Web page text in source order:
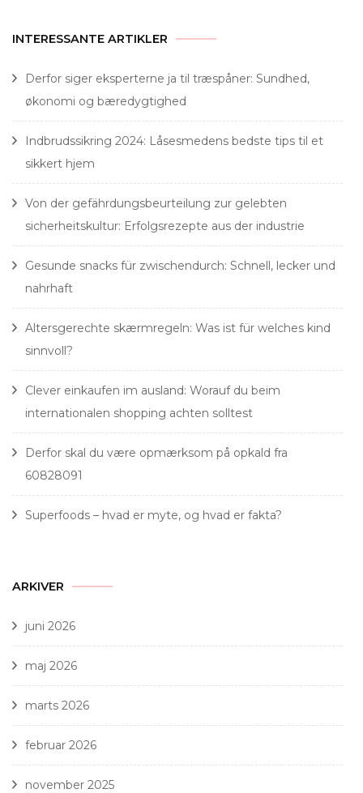
INTERESSANTE ARTIKLER
Derfor siger eksperterne ja til træspåner: Sundhed,
økonomi og bæredygtighed
Indbrudssikring 2024: Låsesmedens bedste tips til et
sikkert hjem
Von der gefährdungsbeurteilung zur gelebten
sicherheitskultur: Erfolgsrezepte aus der industrie
Gesunde snacks für zwischendurch: Schnell, lecker und
nahrhaft
Altersgerechte skærmregeln: Was ist für welches kind
sinnvoll?
Clever einkaufen im ausland: Worauf du beim
internationalen shopping achten solltest
Derfor skal du være opmærksom på opkald fra
60828091
Superfoods – hvad er myte, og hvad er fakta?
ARKIVER
juni 2026
maj 2026
marts 2026
februar 2026
november 2025